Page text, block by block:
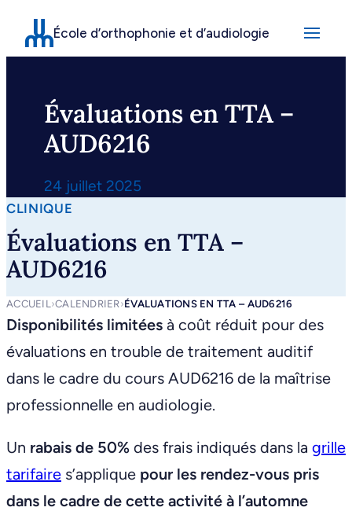
Aller
contenu
École d’orthophonie et d’audiologie
Évaluations en TTA –
AUD6216
24 juillet 2025
CLINIQUE
Évaluations en TTA –
AUD6216
ACCUEIL ›CALENDRIER›ÉVALUATIONS EN TTA – AUD6216
Disponibilités limitées à coût réduit pour des
évaluations en trouble de traitement auditif
dans le cadre du cours AUD6216 de la maîtrise
professionnelle en audiologie.
Un rabais de 50% des frais indiqués dans la grille
tarifaire s’applique pour les rendez-vous pris
dans le cadre de cette activité à l’automne